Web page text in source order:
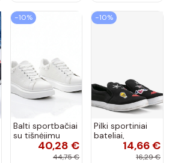
−10%
Balti sportbačiai
su tišnėjimu
Peyton40,28 €
44,75 €
−10%
Pilki sportiniai
bateliai,
„Justice"14,66 €
16,29 €